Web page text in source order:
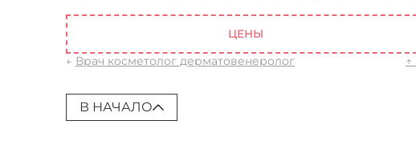
ЦЕНЫ
← Врач косметолог дерматовенеролог ↑
В НАЧАЛО